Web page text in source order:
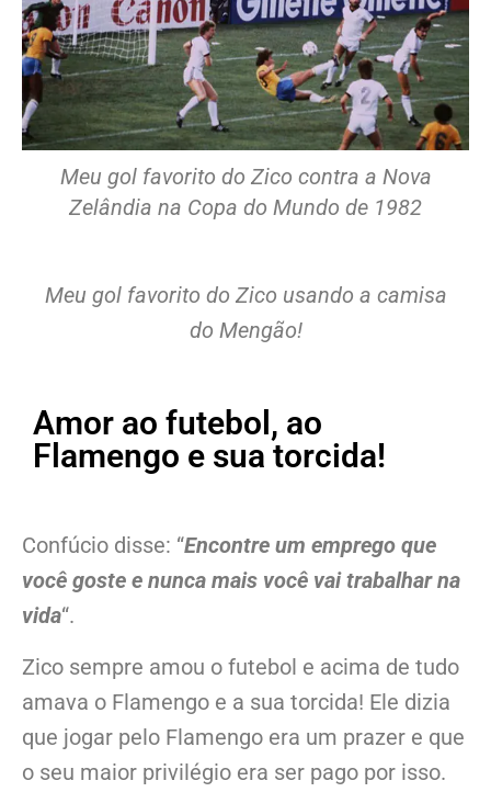
Meu gol favorito do Zico contra a Nova
Zelândia na Copa do Mundo de 1982
Meu gol favorito do Zico usando a camisa
do Mengão!
Amor ao futebol, ao
Flamengo e sua torcida!
Confúcio disse: “Encontre um emprego que
você goste e nunca mais você vai trabalhar na
vida“.
Zico sempre amou o futebol e acima de tudo
amava o Flamengo e a sua torcida! Ele dizia
que jogar pelo Flamengo era um prazer e que
o seu maior privilégio era ser pago por isso.